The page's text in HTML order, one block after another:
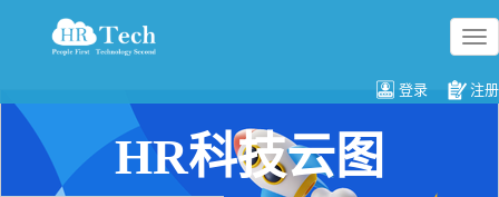
切
换
航
登录 注册
HR科技云图